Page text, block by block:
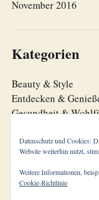
November 2016
Kategorien
Beauty & Style
Entdecken &
Gesundheit &
Lebensorganisation
Zeitgeist
Datenschutz und Cookies:
Website weiterhin nutzt,
Weitere Informationen,
Cookie-Richtlinie